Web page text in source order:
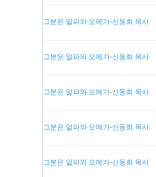
그분은 알파와 오메가-신동희 목사
그분은 알파와 오메가-신동희 목사
그분은 알파와 오메가-신동희 목사
그분은 알파와 오메가-신동희 목사
그분은 알파와 오메가-신동희 목사